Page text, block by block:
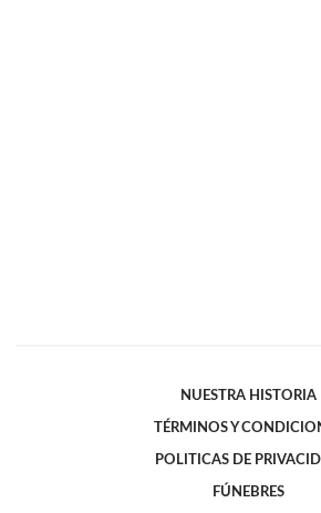
NUESTRA HISTORIA
TÉRMINOS Y
POLITICAS DE
FÚNEBRES